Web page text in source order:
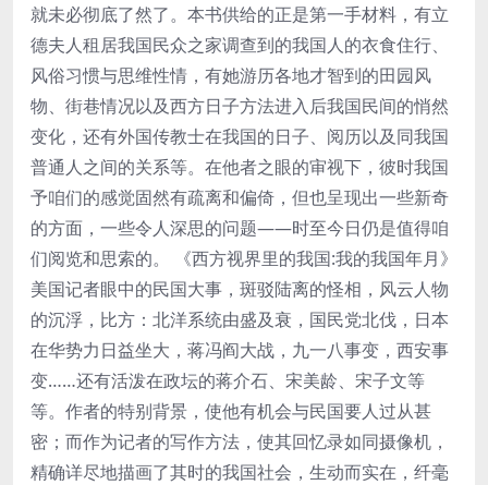
就未必彻底了然了。本书供给的正是第一手材料，有立
德夫人租居我国民众之家调查到的我国人的衣食住行、
风俗习惯与思维性情，有她游历各地才智到的田园风
物、街巷情况以及西方日子方法进入后我国民间的悄然
变化，还有外国传教士在我国的日子、阅历以及同我国
普通人之间的关系等。在他者之眼的审视下，彼时我国
予咱们的感觉固然有疏离和偏倚，但也呈现出一些新奇
的方面，一些令人深思的问题——时至今日仍是值得咱
们阅览和思索的。 《西方视界里的我国:我的我国年月》
美国记者眼中的民国大事，斑驳陆离的怪相，风云人物
的沉浮，比方：北洋系统由盛及衰，国民党北伐，日本
在华势力日益坐大，蒋冯阎大战，九一八事变，西安事
变……还有活泼在政坛的蒋介石、宋美龄、宋子文等
等。作者的特别背景，使他有机会与民国要人过从甚
密；而作为记者的写作方法，使其回忆录如同摄像机，
精确详尽地描画了其时的我国社会，生动而实在，纤毫